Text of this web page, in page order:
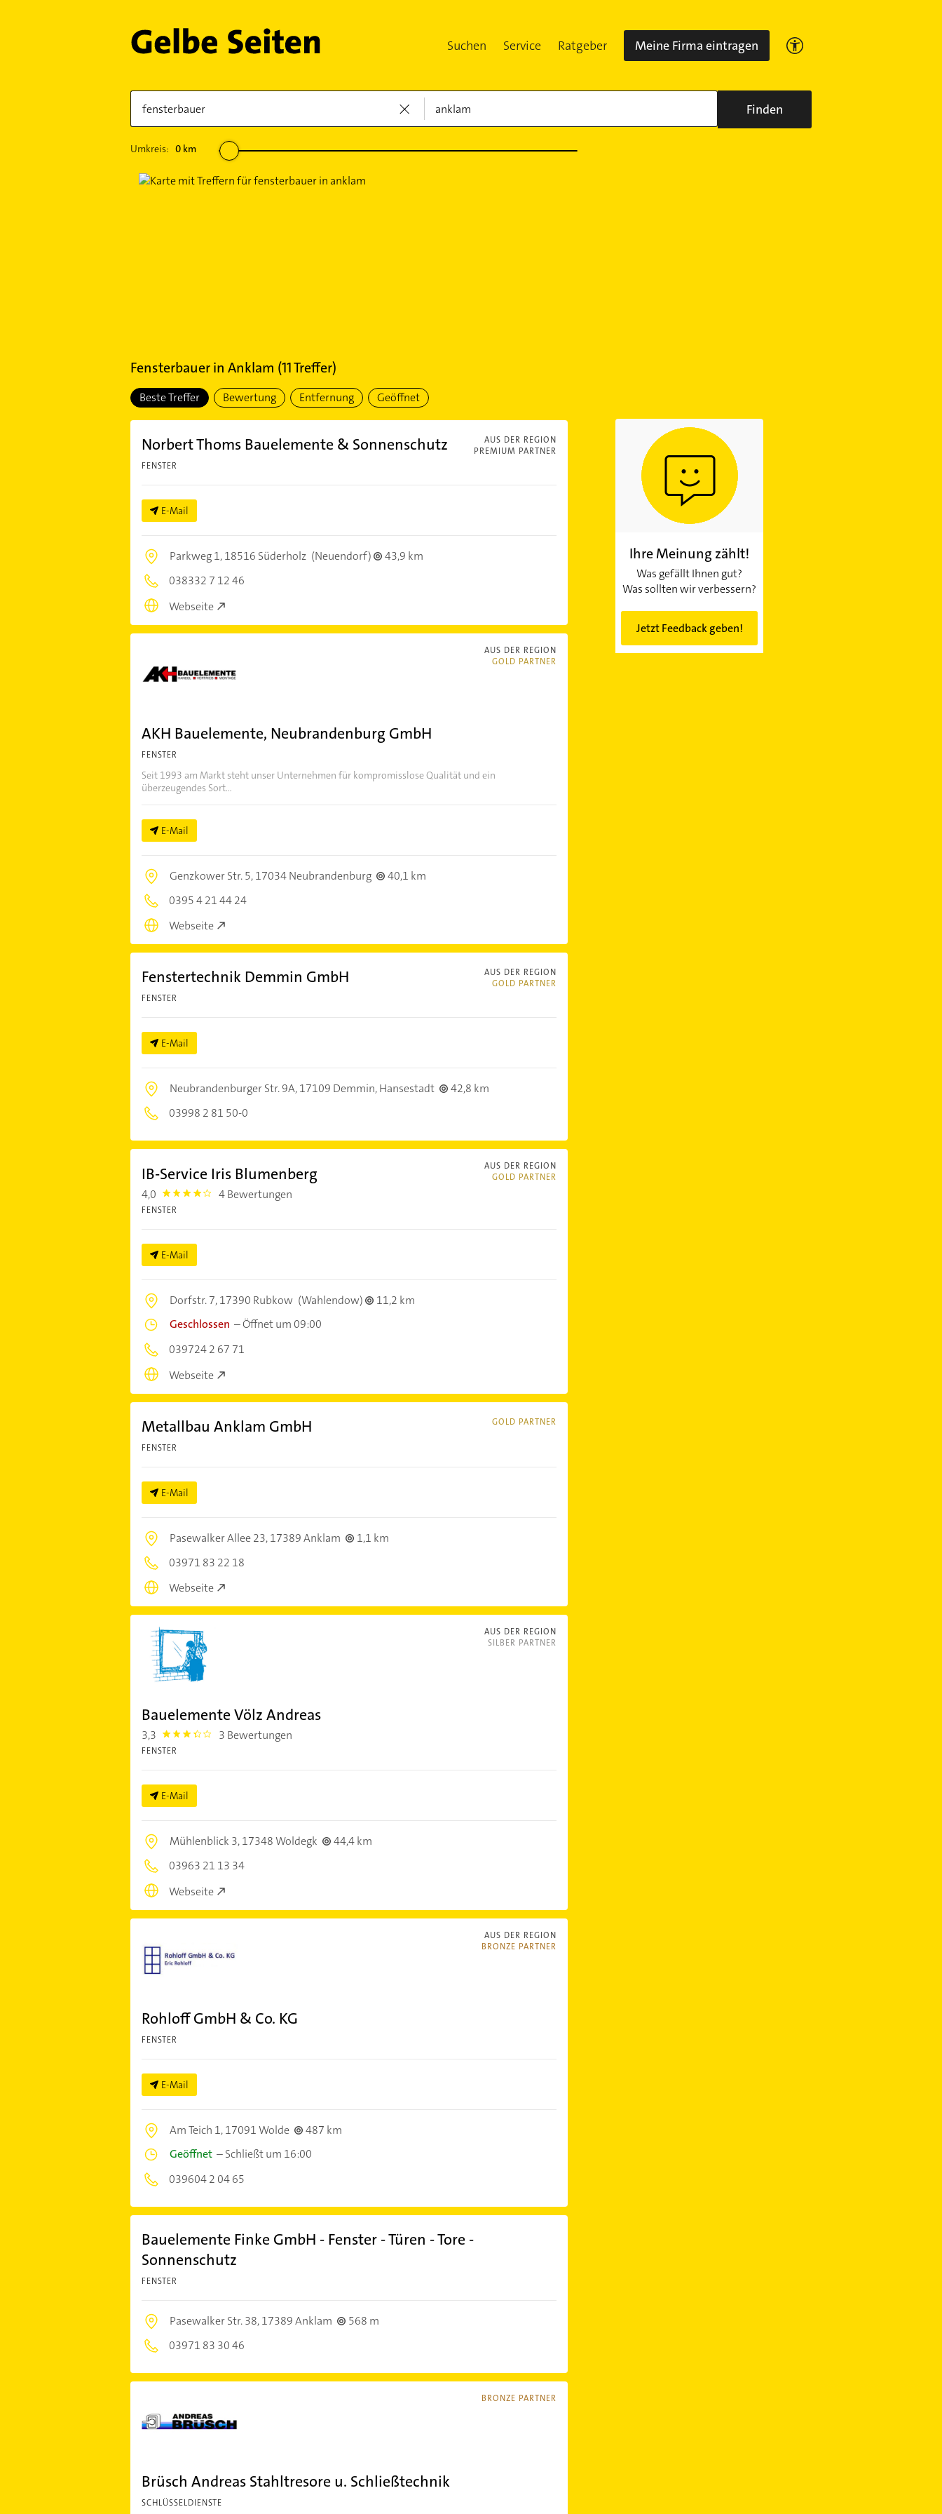
Suchen Service Ratgeber Meine Firma eintragen
Finden
Umkreis: 0km
Fensterbauerin Anklam (11Treffer)
Beste Treffer Bewertung Entfernung Geöffnet
AUS DER REGION
PREMIUM PARTNER
Norbert Thoms Bauelemente & Sonnenschutz
FENSTER
E-Mail
Parkweg 1,18516 Süderholz (Neuendorf)
43,9 km
038332 7 12 46
Webseite
AUS DER REGION
GOLD PARTNER
AKH Bauelemente, Neubrandenburg GmbH
FENSTER
Seit 1993 am Markt steht unser Unternehmen für kompromisslose Qualität und ein
überzeugendes Sort...
E-Mail
Genzkower Str. 5,17034 Neubrandenburg
40,1 km
0395 4 21 44 24
Webseite
AUS DER REGION
GOLD PARTNER
Fenstertechnik Demmin GmbH
FENSTER
E-Mail
Neubrandenburger Str. 9A,17109 Demmin, Hansestadt
42,8 km
03998 2 81 50-0
AUS DER REGION
GOLD PARTNER
IB-Service Iris Blumenberg
4,0 4.0 4 Bewertungen
FENSTER
E-Mail
Dorfstr. 7,17390 Rubkow (Wahlendow)
11,2 km
Geschlossen –Öffnet um 09:00
039724 2 67 71
Webseite
GOLD PARTNER
Metallbau Anklam GmbH
FENSTER
E-Mail
Pasewalker Allee 23,17389 Anklam
1,1 km
03971 83 22 18
Webseite
AUS DER REGION
SILBER PARTNER
Bauelemente Völz Andreas
3,3 3.3 3 Bewertungen
FENSTER
E-Mail
Mühlenblick 3,17348 Woldegk
44,4 km
03963 21 13 34
Webseite
AUS DER REGION
BRONZE PARTNER
Rohloff GmbH & Co. KG
FENSTER
E-Mail
Am Teich 1,17091 Wolde
487 km
Geöffnet–Schließt um 16:00
039604 2 04 65
Bauelemente Finke GmbH - Fenster - Türen - Tore -
Sonnenschutz
FENSTER
Pasewalker Str. 38,17389 Anklam
568 m
03971 83 30 46
BRONZE PARTNER
Brüsch Andreas Stahltresore u. Schließtechnik
SCHLÜSSELDIENSTE
Ihre Meinung zählt!
Was gefällt Ihnen gut?
Was sollten wir verbessern?
Jetzt Feedback geben!